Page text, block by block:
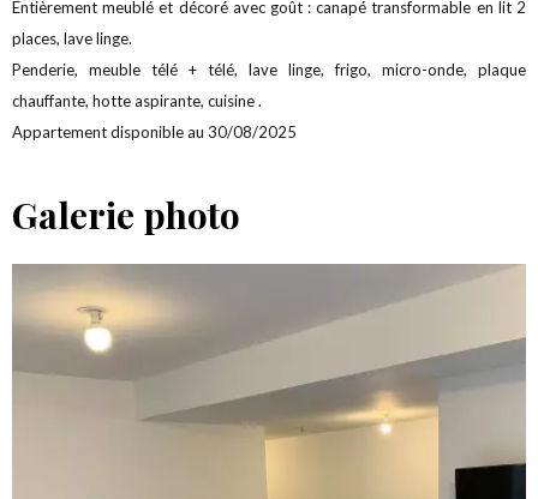
Entièrement meublé et décoré avec goût : canapé transformable en lit 2
places, lave linge.
Penderie, meuble télé + télé, lave linge, frigo, micro-onde, plaque
chauffante, hotte aspirante, cuisine .
Appartement disponible au 30/08/2025
Galerie photo